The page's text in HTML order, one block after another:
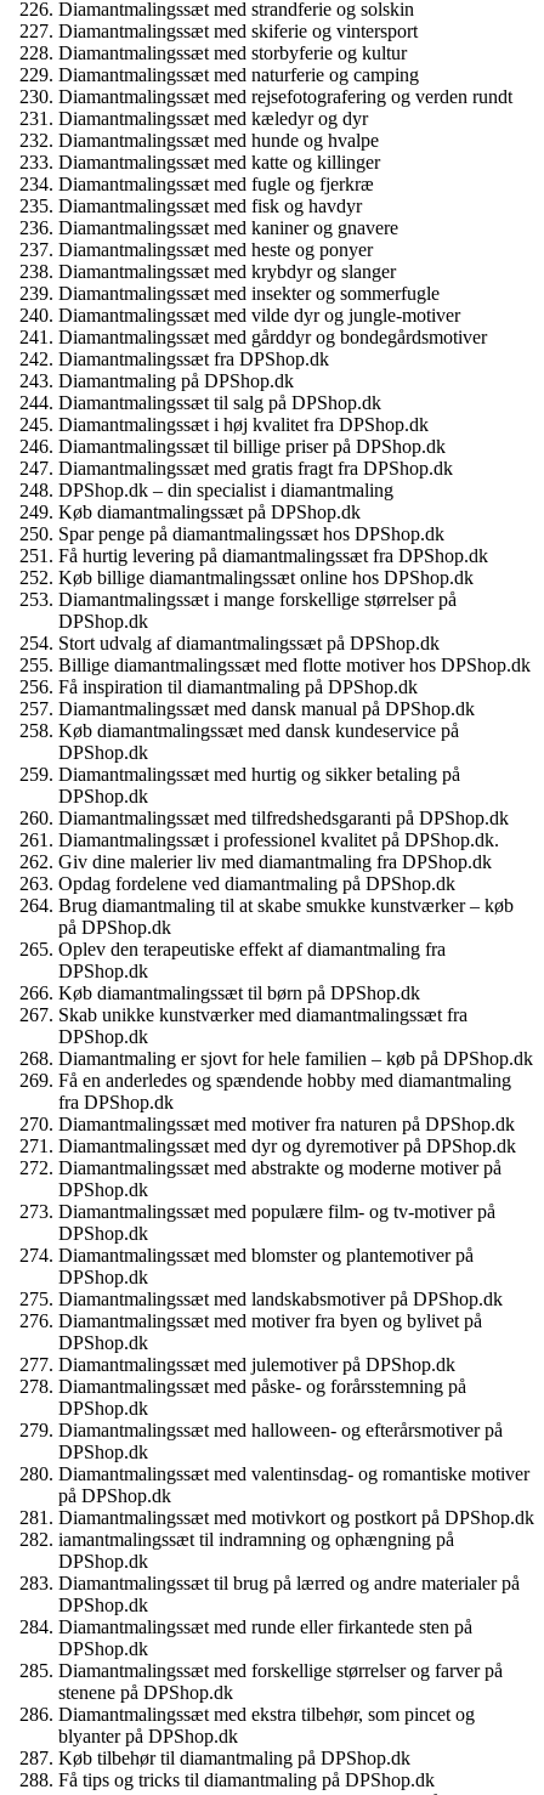
Diamantmalingssæt med strandferie og solskin
Diamantmalingssæt med skiferie og vintersport
Diamantmalingssæt med storbyferie og kultur
Diamantmalingssæt med naturferie og camping
Diamantmalingssæt med rejsefotografering og verden rundt
Diamantmalingssæt med kæledyr og dyr
Diamantmalingssæt med hunde og hvalpe
Diamantmalingssæt med katte og killinger
Diamantmalingssæt med fugle og fjerkræ
Diamantmalingssæt med fisk og havdyr
Diamantmalingssæt med kaniner og gnavere
Diamantmalingssæt med heste og ponyer
Diamantmalingssæt med krybdyr og slanger
Diamantmalingssæt med insekter og sommerfugle
Diamantmalingssæt med vilde dyr og jungle-motiver
Diamantmalingssæt med gårddyr og bondegårdsmotiver
Diamantmalingssæt fra DPShop.dk
Diamantmaling på DPShop.dk
Diamantmalingssæt til salg på DPShop.dk
Diamantmalingssæt i høj kvalitet fra DPShop.dk
Diamantmalingssæt til billige priser på DPShop.dk
Diamantmalingssæt med gratis fragt fra DPShop.dk
DPShop.dk – din specialist i diamantmaling
Køb diamantmalingssæt på DPShop.dk
Spar penge på diamantmalingssæt hos DPShop.dk
Få hurtig levering på diamantmalingssæt fra DPShop.dk
Køb billige diamantmalingssæt online hos DPShop.dk
Diamantmalingssæt i mange forskellige størrelser på
DPShop.dk
Stort udvalg af diamantmalingssæt på DPShop.dk
Billige diamantmalingssæt med flotte motiver hos DPShop.dk
Få inspiration til diamantmaling på DPShop.dk
Diamantmalingssæt med dansk manual på DPShop.dk
Køb diamantmalingssæt med dansk kundeservice på
DPShop.dk
Diamantmalingssæt med hurtig og sikker betaling på
DPShop.dk
Diamantmalingssæt med tilfredshedsgaranti på DPShop.dk
Diamantmalingssæt i professionel kvalitet på DPShop.dk.
Giv dine malerier liv med diamantmaling fra DPShop.dk
Opdag fordelene ved diamantmaling på DPShop.dk
Brug diamantmaling til at skabe smukke kunstværker – køb
på DPShop.dk
Oplev den terapeutiske effekt af diamantmaling fra
DPShop.dk
Køb diamantmalingssæt til børn på DPShop.dk
Skab unikke kunstværker med diamantmalingssæt fra
DPShop.dk
Diamantmaling er sjovt for hele familien – køb på DPShop.dk
Få en anderledes og spændende hobby med diamantmaling
fra DPShop.dk
Diamantmalingssæt med motiver fra naturen på DPShop.dk
Diamantmalingssæt med dyr og dyremotiver på DPShop.dk
Diamantmalingssæt med abstrakte og moderne motiver på
DPShop.dk
Diamantmalingssæt med populære film- og tv-motiver på
DPShop.dk
Diamantmalingssæt med blomster og plantemotiver på
DPShop.dk
Diamantmalingssæt med landskabsmotiver på DPShop.dk
Diamantmalingssæt med motiver fra byen og bylivet på
DPShop.dk
Diamantmalingssæt med julemotiver på DPShop.dk
Diamantmalingssæt med påske- og forårsstemning på
DPShop.dk
Diamantmalingssæt med halloween- og efterårsmotiver på
DPShop.dk
Diamantmalingssæt med valentinsdag- og romantiske motiver
på DPShop.dk
Diamantmalingssæt med motivkort og postkort på DPShop.dk
iamantmalingssæt til indramning og ophængning på
DPShop.dk
Diamantmalingssæt til brug på lærred og andre materialer på
DPShop.dk
Diamantmalingssæt med runde eller firkantede sten på
DPShop.dk
Diamantmalingssæt med forskellige størrelser og farver på
stenene på DPShop.dk
Diamantmalingssæt med ekstra tilbehør, som pincet og
blyanter på DPShop.dk
Køb tilbehør til diamantmaling på DPShop.dk
Få tips og tricks til diamantmaling på DPShop.dk